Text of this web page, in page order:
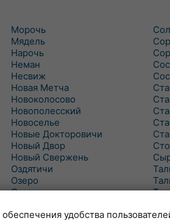
Морочь
Мядель
Нарочь
Неман
Несвиж
Новая Метча
Новоколосово
Новополесский
Новоселье
Новые Докторовичи
Новый Двор
Новый Свержень
Оздятичи
Озеро
Озерцо
Октябрь
удобства